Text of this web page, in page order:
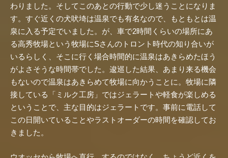
わりました。そしてこのあとの行動で少し迷うことになりま
す。すぐ近くの犬吠埼は温泉でも有名なので、もともとは温
泉に入る予定でいました。が、車で2時間くらいの場所にあ
る高秀牧場という牧場にSさんのトロント時代の知り合いが
いるらしく、そこに行く場合時間的に温泉はあきらめたほう
がよさそうな時間帯でした。逡巡した結果、あまり来る機会
もないので温泉はあきらめて牧場に向かうことに。牧場に隣
接している「ミルク工房」ではジェラートや軽食が楽しめる
ということで、主な目的はジェラートです。事前に電話して
この日開いていることやラストオーダーの時間を確認してお
きました。